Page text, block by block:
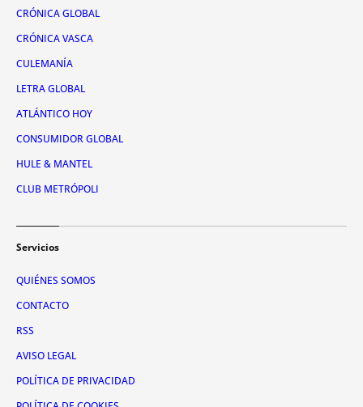
CRÓNICA GLOBAL
CRÓNICA VASCA
CULEMANÍA
LETRA GLOBAL
ATLÁNTICO HOY
CONSUMIDOR GLOBAL
HULE & MANTEL
CLUB METRÓPOLI
Servicios
QUIÉNES SOMOS
CONTACTO
RSS
AVISO LEGAL
POLÍTICA DE PRIVACIDAD